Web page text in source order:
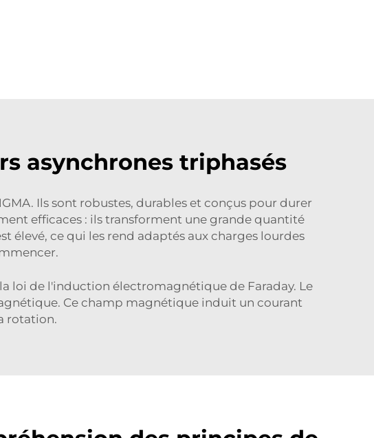
asynchrones triphasés
Ils sont robustes, durables et conçus pour durer
efficaces : ils transforment une grande quantité
élevé, ce qui les rend adaptés aux charges lourdes
loi de l'induction électromagnétique de Faraday. Le
Ce champ magnétique induit un courant
rotation.